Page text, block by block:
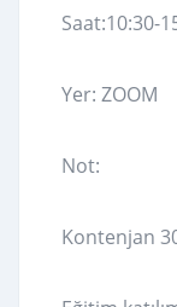
Saat:10:30-
Yer: ZOOM
Not:
Kontenjan